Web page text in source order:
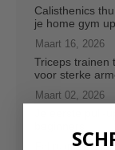
Calisthenics
je home gym
Maart 16, 2026
Triceps trainen
voor sterke
Maart 02, 2026
Februari 16, 2026